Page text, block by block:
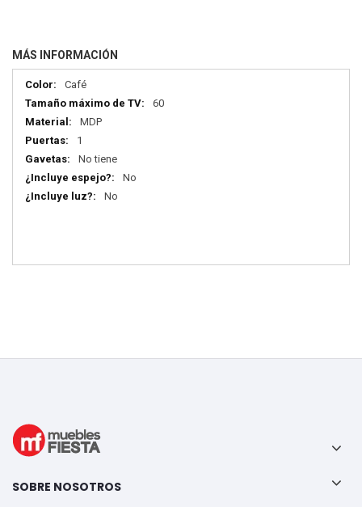
MÁS INFORMACIÓN
Más
información
Café
60
MDP
1
No tiene
No
No
SOBRE NOSOTROS